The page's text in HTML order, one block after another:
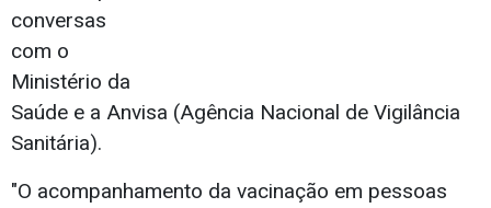
conversas
com o
Ministério da
Saúde e a Anvisa (Agência Nacional de Vigilância
Sanitária).
"O acompanhamento da vacinação em pessoas